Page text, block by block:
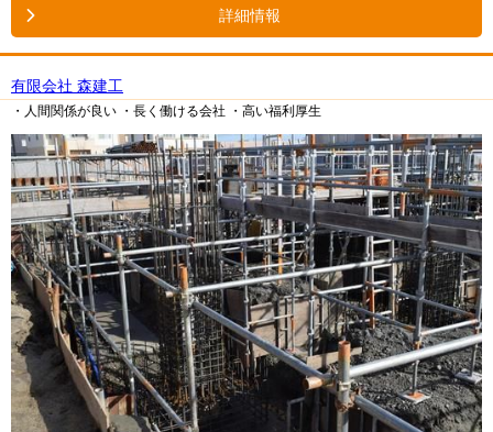
詳細情報
有限会社 森建工
・人間関係が良い ・長く働ける会社 ・高い福利厚生